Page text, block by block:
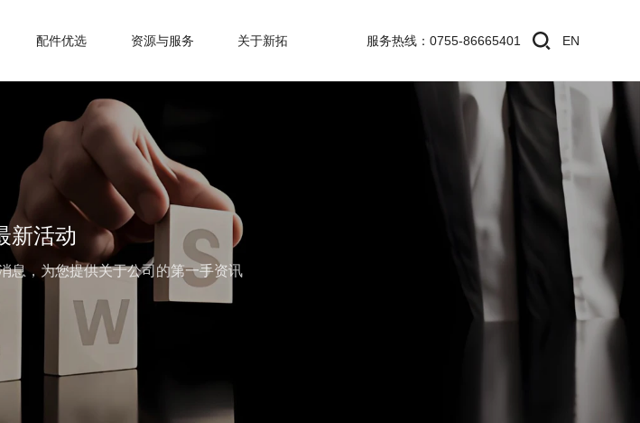
配件优选 资源与服务 关于新拓 服务热线：0755-86665401 EN
新活动
息，为您提供关于公司的第一手资讯